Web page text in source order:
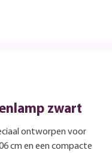
zwart
ontworpen voor
cm en een compacte